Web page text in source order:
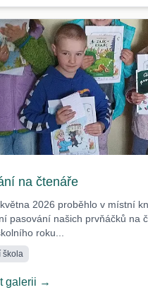
na čtenáře
2026 proběhlo v místní
pasování našich prvňáčků na
roku...
škola
galerii →